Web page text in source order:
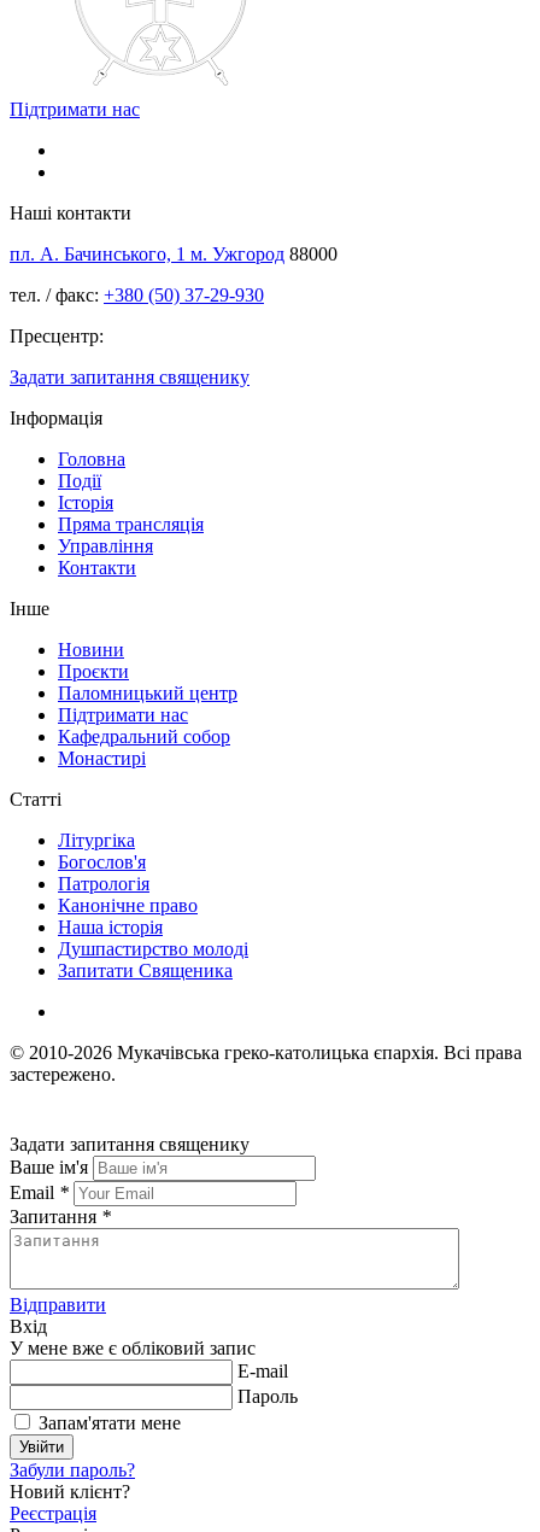
Підтримати нас
Наші контакти
пл. А. Бачинського, 1 м. Ужгород 88000
тел. / факс: +380 (50) 37-29-930
Пресцентр:
Задати запитання священику
Інформація
Головна
Події
Історія
Пряма трансляція
Управління
Контакти
Інше
Новини
Проєкти
Паломницький центр
Підтримати нас
Кафедральний собор
Монастирі
Статті
Літургіка
Богослов'я
Патрологія
Канонічне право
Наша історія
Душпастирство молоді
Запитати Священика
© 2010-2026 Мукачівська греко-католицька єпархія. Всі права
застережено.
Задати запитання священику
Ваше ім'я
Email *
Запитання *
Відправити
Вхід
У мене вже є обліковий запис
E-mail
Пароль
Запам'ятати мене
Увійти
Забули пароль?
Новий клієнт?
Реєстрація